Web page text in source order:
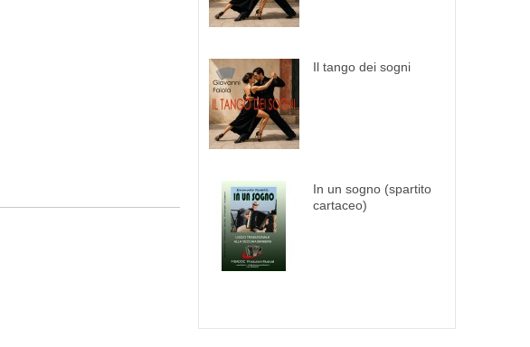
Il tango dei sogni
In un sogno (spartito
cartaceo)